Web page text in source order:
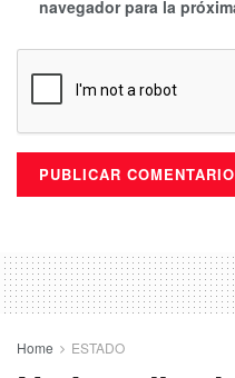
navegador para la
Home ESTADO